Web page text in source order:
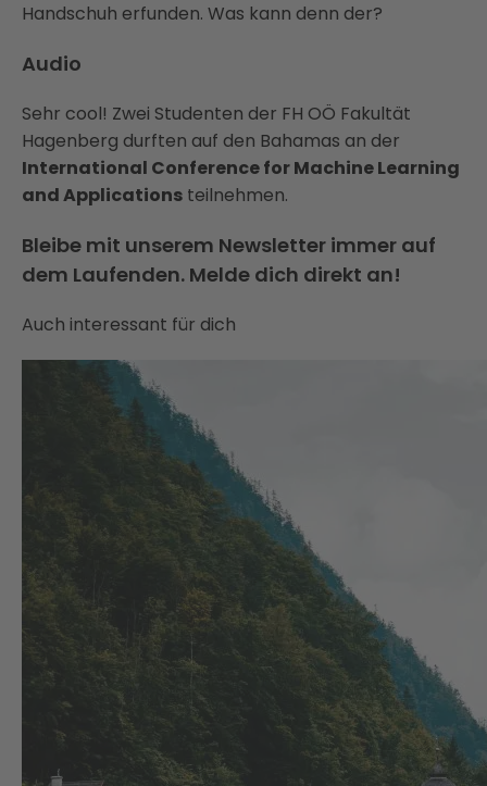
Handschuh erfunden. Was kann denn der?
Audio
Sehr cool! Zwei Studenten der FH OÖ Fakultät
Hagenberg durften auf den Bahamas an der
International Conference for Machine Learning
and Applications teilnehmen.
Bleibe mit unserem Newsletter immer auf
dem Laufenden. Melde dich direkt an!
Auch interessant für dich